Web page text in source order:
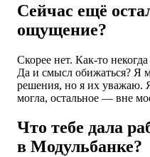
Сейчас ещё
ощущение?
Скорее нет. Как-то
Да и смысл обижаться? Я
решения, но я их уважаю.
могла, остальное — вне
Что тебе дала
в Модульбанке?